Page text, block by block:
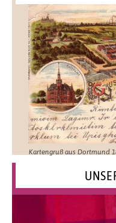
Kartengruß aus Dortmund